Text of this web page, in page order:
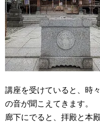
講座を受けていると、時
の音が聞こえてきます。
廊下にでると、拝殿と本